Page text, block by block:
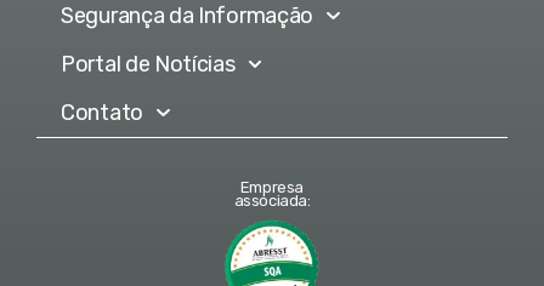
Segurança da Informação
Portal de Notícias
Contato
Empresa
associada: